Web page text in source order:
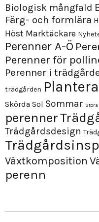
Biologisk mångfald
Färg- och formlära
Höst Marktäckare
Perenner A-Ö
Perenner för
Perenner i
trädgården
Skörda Sol Sommar
perenner
Trädgårdsdesign
Växtkomposition
perenn